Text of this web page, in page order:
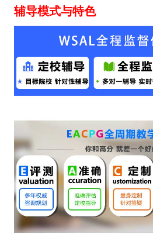
辅导模式与特色